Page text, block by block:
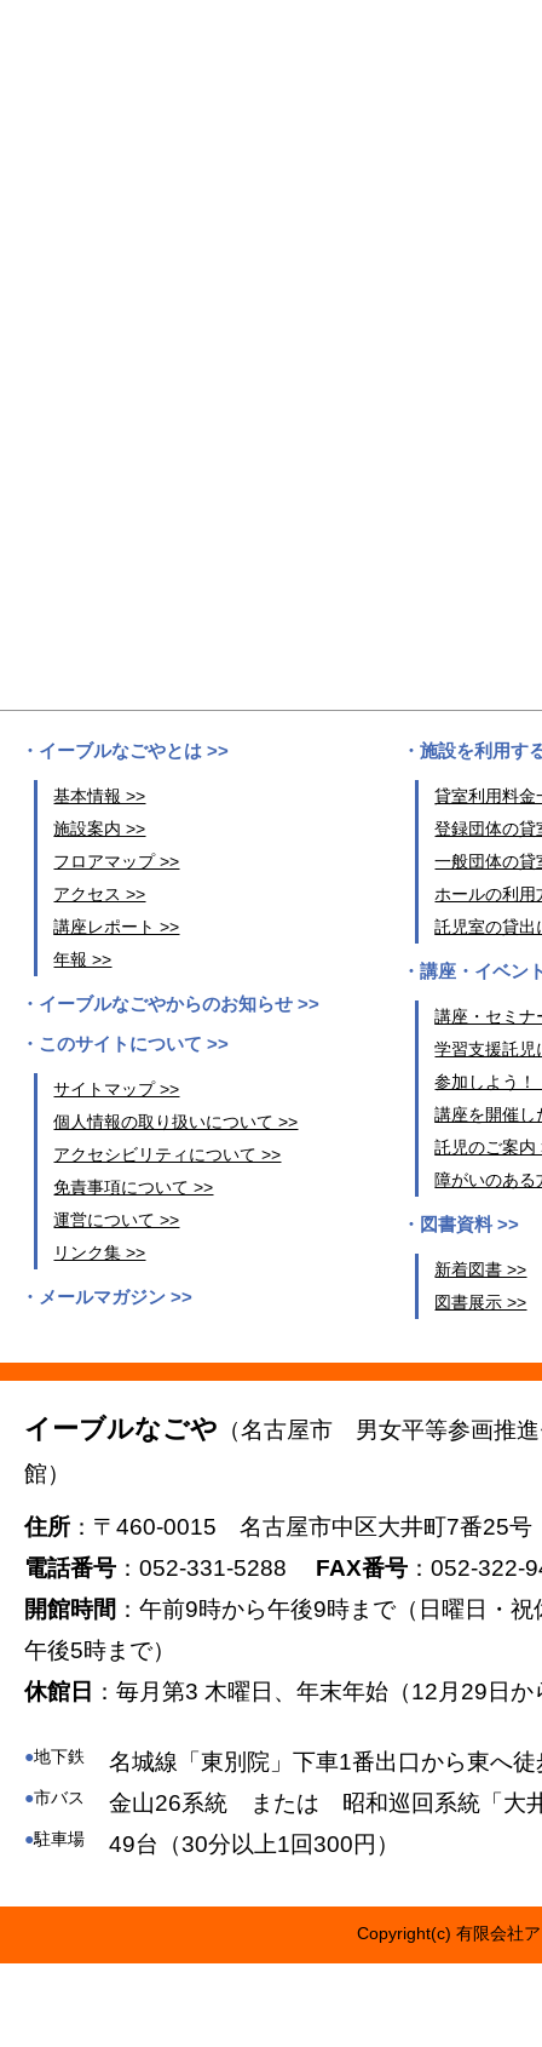
イーブルなごやとは >>
基本情報 >>
施設案内 >>
フロアマップ >>
アクセス >>
講座レポート >>
年報 >>
イーブルなごやからのお知らせ >>
このサイトについて >>
サイトマップ >>
個人情報の取り扱いについて >>
アクセシビリティについて >>
免責事項について >>
運営について >>
リンク集 >>
メールマガジン >>
施設を利用す
貸室利用料金
登録団体の貸
一般団体の貸
ホールの利用
託児室の貸出
講座・イベン
講座・セミナ
学習支援託児
参加しよう！
講座を開催し
託児のご案内
障がいのある
図書資料 >>
新着図書 >>
図書展示 >>
イーブルなごや （名古屋市 男女平等参画推
館）
住所 ：〒460-0015 名古屋市中区大井町7番25号
電話番号 ：052-331-5288 FAX番号 ：052-322-
開館時間 ：午前9時から午後9時まで（日曜日・
午後5時まで）
休館日 ：毎月第3 木曜日、年末年始（12月29日
●地下鉄 名城線「東別院」下車1番出口から東へ徒
●市バス 金山26系統 または 昭和巡回系統「大
●駐車場 49台（30分以上1回300円）
Copyright(c) 有限会社